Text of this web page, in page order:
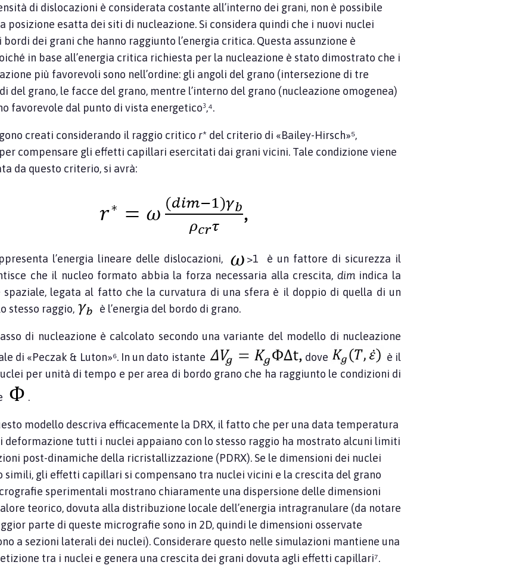
di dislocazioni è considerata costante all’interno dei grani, non è possibile
posizione esatta dei siti di nucleazione. Si considera quindi che i nuovi nuclei
dei grani che hanno raggiunto l’energia critica. Questa assunzione è
in base all’energia critica richiesta per la nucleazione è stato dimostrato che i
più favorevoli sono nell’ordine: gli angoli del grano (intersezione di tre
del grano, le facce del grano, mentre l’interno del grano (nucleazione omogenea)
favorevole dal punto di vista energetico³,⁴.
creati considerando il raggio critico r* del criterio di «Bailey-Hirsch»⁵,
compensare gli effetti capillari esercitati dai grani vicini. Tale condizione viene
da questo criterio, si avrà:
l’energia lineare delle dislocazioni,
>1 è un fattore di sicurezza il
che il nucleo formato abbia la forza necessaria alla crescita, dimindica la
spaziale, legata al fatto che la curvatura di una sfera è il doppio di quella di un
stesso raggio,
è l’energia del bordo di grano.
di nucleazione è calcolato secondo una variante del modello di nucleazione
di «Peczak & Luton»⁶. In un dato istante
dove
è il
per unità di tempo e per area di bordo grano che ha raggiunto le condizioni di
.
modello descriva efficacemente la DRX, il fatto che per una data temperatura
deformazione tutti i nuclei appaiano con lo stesso raggio ha mostrato alcuni limiti
post-dinamiche della ricristallizzazione (PDRX). Se le dimensioni dei nuclei
simili, gli effetti capillari si compensano tra nuclei vicini e la crescita del grano
sperimentali mostrano chiaramente una dispersione delle dimensioni
teorico, dovuta alla distribuzione locale dell’energia intragranulare (da notare
parte di queste micrografie sono in 2D, quindi le dimensioni osservate
a sezioni laterali dei nuclei). Considerare questo nelle simulazioni mantiene una
tra i nuclei e genera una crescita dei grani dovuta agli effetti capillari⁷.